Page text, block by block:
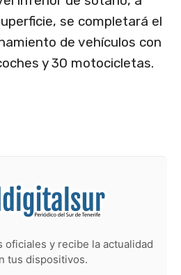
se completará el
de vehículos con
y 30 motocicletas.
oficiales y recibe la actualidad
tus dispositivos.